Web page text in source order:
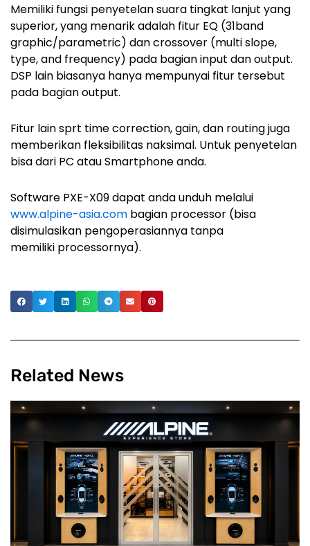
Memiliki fungsi penyetelan suara tingkat lanjut yang
superior, yang menarik adalah fitur EQ (31band
graphic/parametric) dan crossover (multi slope,
type, and frequency) pada bagian input dan output.
DSP lain biasanya hanya mempunyai fitur tersebut
pada bagian output.
Fitur lain sprt time correction, gain, dan routing juga
memberikan fleksibilitas naksimal. Untuk penyetelan
bisa dari PC atau Smartphone anda.
Software PXE-X09 dapat anda unduh melalui
www.alpine-asia.com bagian processor (bisa
disimulasikan pengoperasiannya tanpa
memiliki processornya).
Related News